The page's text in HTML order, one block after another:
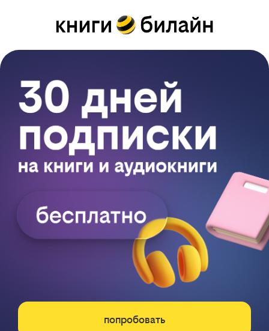
попробовать